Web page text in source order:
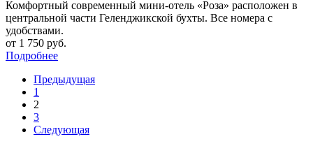
Комфортный современный мини-отель «Роза» расположен в
центральной части Геленджикской бухты. Все номера с
удобствами.
от 1 750 руб.
Подробнее
Предыдущая
1
2
3
Следующая